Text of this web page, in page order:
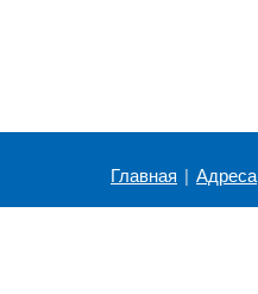
Главная | Адреса